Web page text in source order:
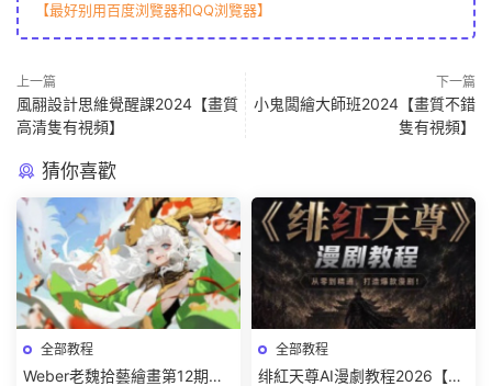
【最好别用百度浏覽器和QQ浏覽器】
上一篇
風翮設計思維覺醒課2024【畫質
高清隻有視頻】
下一篇
小鬼闆繪大師班2024【畫質不錯
隻有視頻】
猜你喜歡
全部教程
Weber老魏拾藝繪畫第12期角
全部教程
绯紅天尊AI漫劇教程2026【畫